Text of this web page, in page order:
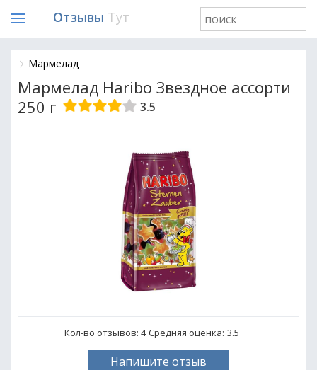
Отзывы Тут
Мармелад
Мармелад Haribo Звездное ассорти
250 г
3.5
Кол-во отзывов: 4 Средняя оценка: 3.5
Напишите отзыв